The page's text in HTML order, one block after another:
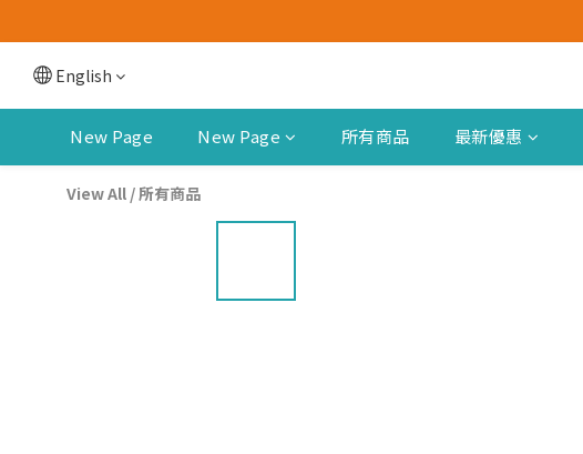
English
New Page New Page 所有商品 最新優惠
View All /所有商品